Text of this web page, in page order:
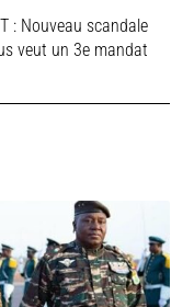
: Nouveau scandale
veut un 3e mandat